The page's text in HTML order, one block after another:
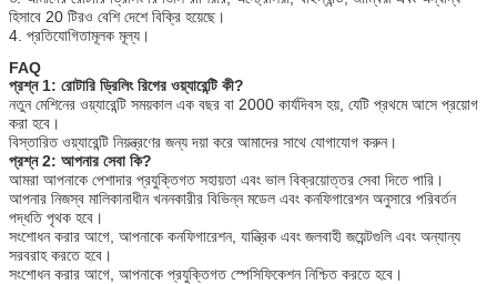
হিসাবে 20 টিরও বেশি দেশে বিক্রি হয়েছে।
4. প্রতিযোগিতামূলক মূল্য।
FAQ
প্রশ্ন 1: রোটারি ড্রিলিং রিগের ওয়্যারেন্টি কী?
নতুন মেশিনের ওয়্যারেন্টি সময়কাল এক বছর বা 2000 কার্যদিবস হয়, যেটি প্রথমে আসে প্রয়োগ
করা হবে।
বিস্তারিত ওয়্যারেন্টি নিয়ন্ত্রণের জন্য দয়া করে আমাদের সাথে যোগাযোগ করুন।
প্রশ্ন 2: আপনার সেবা কি?
আমরা আপনাকে পেশাদার প্রযুক্তিগত সহায়তা এবং ভাল বিক্রয়োত্তর সেবা দিতে পারি।
আপনার নিজস্ব মালিকানাধীন খননকারীর বিভিন্ন মডেল এবং কনফিগারেশন অনুসারে পরিবর্তন
পদ্ধতি পৃথক হবে।
সংশোধন করার আগে, আপনাকে কনফিগারেশন, যান্ত্রিক এবং জলবাহী জয়েন্টগুলি এবং অন্যান্য
সরবরাহ করতে হবে।
সংশোধন করার আগে, আপনাকে প্রযুক্তিগত স্পেসিফিকেশন নিশ্চিত করতে হবে।